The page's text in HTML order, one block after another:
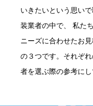
いきたいという思い
装業者の中で、 私た
ニーズに合わせたお
の３つです。それぞ
者を選ぶ際の参考にし